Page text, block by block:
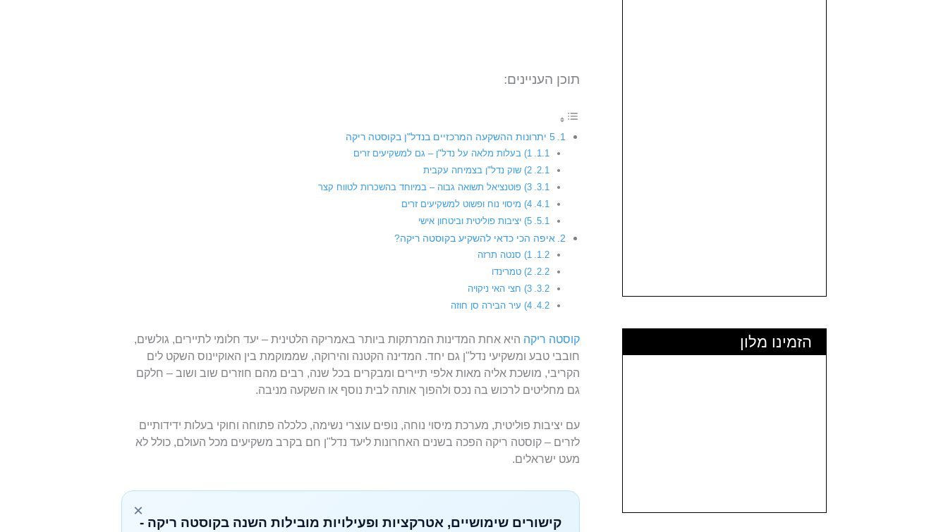
הזמינו מלון
תוכן העניינים:
5 יתרונות ההשקעה המרכזיים בנדל"ן בקוסטה ריקה
1) בעלות מלאה על נדל"ן – גם למשקיעים זרים
2) שוק נדל"ן בצמיחה עקבית
3) פוטנציאל תשואה גבוה – במיוחד בהשכרות לטווח קצר
4) מיסוי נוח ופשוט למשקיעים זרים
5) יציבות פוליטית וביטחון אישי
איפה הכי כדאי להשקיע בקוסטה ריקה?
1) סנטה תרזה
2) טמרינדו
3) חצי האי ניקויה
4) עיר הבירה סן חוזה
קוסטה ריקה היא אחת המדינות המרתקות ביותר באמריקה הלטינית – יעד חלומי לתיירים, גולשים,
חובבי טבע ומשקיעי נדל"ן גם יחד. המדינה הקטנה והירוקה, שממוקמת בין האוקיינוס השקט לים
הקריבי, מושכת אליה מאות אלפי תיירים ומבקרים בכל שנה, רבים מהם חוזרים שוב ושוב – חלקם
גם מחליטים לרכוש בה נכס ולהפוך אותה לבית נוסף או השקעה מניבה.
עם יציבות פוליטית, מערכת מיסוי נוחה, נופים עוצרי נשימה, כלכלה פתוחה וחוקי בעלות ידידותיים
לזרים – קוסטה ריקה הפכה בשנים האחרונות ליעד נדל"ן חם בקרב משקיעים מכל העולם, כולל לא
מעט ישראלים.
×
קישורים שימושיים, אטרקציות ופעילויות מובילות השנה בקוסטה ריקה -